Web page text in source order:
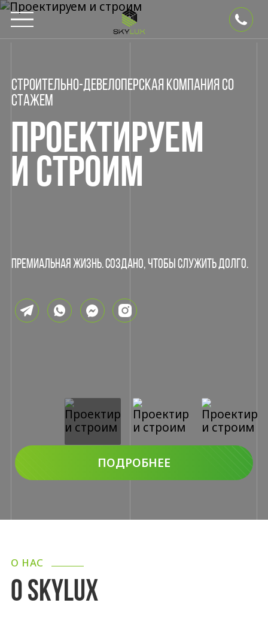
Строительно-девелоперская компания со
стажем
ПРОЕКТИРУЕМ
И СТРОИМ
Премиальная жизнь. Создано, чтобы служить долго.
ПОДРОБНЕЕ
О НАС
О SKYLUX